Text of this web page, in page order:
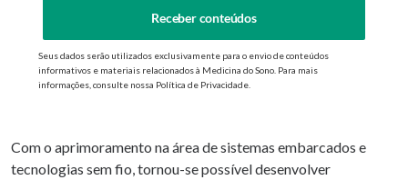
Receber conteúdos
Seus dados serão utilizados exclusivamente para o envio de conteúdos
informativos e materiais relacionados à Medicina do Sono. Para mais
informações, consulte nossa Política de Privacidade.
Com o aprimoramento na área de sistemas embarcados e
tecnologias sem fio, tornou-se possível desenvolver